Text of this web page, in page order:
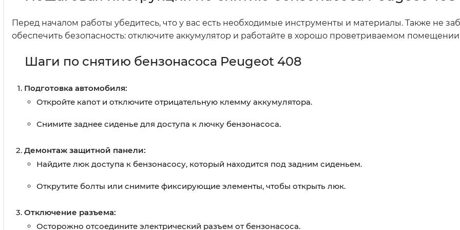
Перед началом работы убедитесь, что у вас есть необходимые инструменты и материалы. Также не
обеспечить безопасность: отключите аккумулятор и работайте в хорошо проветриваемом
Шаги по снятию бензонасоса Peugeot 408
Подготовка автомобиля:
Откройте капот и отключите отрицательную клемму аккумулятора.
Снимите заднее сиденье для доступа к лючку бензонасоса.
Демонтаж защитной панели:
Найдите люк доступа к бензонасосу, который находится под задним сиденьем.
Открутите болты или снимите фиксирующие элементы, чтобы открыть люк.
Отключение разъема:
Осторожно отсоедините электрический разъем от бензонасоса.